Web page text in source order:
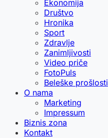
Ekonomija
Društvo
Hronika
Sport
Zdravlje
Zanimljivosti
Video priče
FotoPuls
Beleške prošlosti
O nama
Marketing
Impressum
Biznis zona
Kontakt